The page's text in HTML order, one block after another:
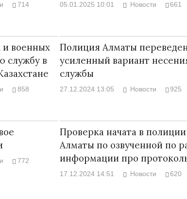
714 05.01.2025 10:01 Новости 661
и военных
службу в
858
Полиция Алматы
усиленный вариант
службы
27.12.2024 13:05 Новости 925
772
Проверка начата в полиции
Алматы по озвученной по
информации про
17.12.2024 14:51 Новости 620